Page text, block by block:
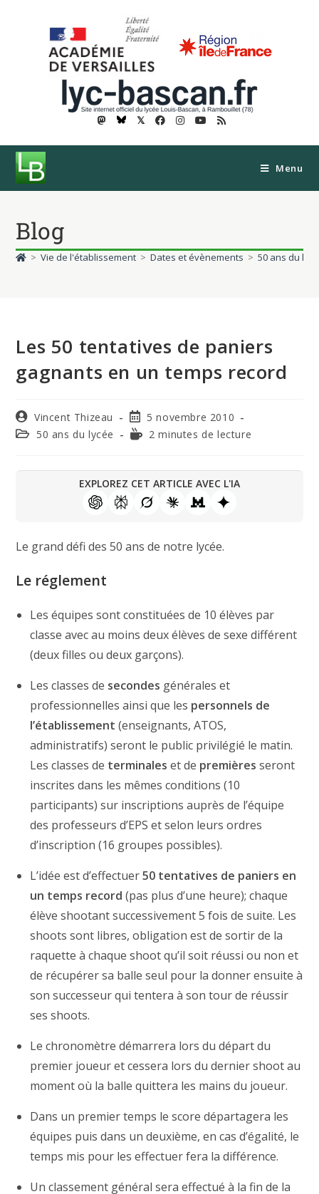
𝕏
Menu
Blog
> Vie de l'établissement > Dates et évènements > 50 ans du
Les 50 tentatives de paniers
gagnants en un temps record
Vincent Thizeau
5 novembre 2010
50 ans du lycée
2 minutes de lecture
EXPLOREZ CET ARTICLE AVEC L'IA
Le grand défi des 50 ans de notre lycée.
Le réglement
Les équipes sont constituées de 10 élèves par
classe avec au moins deux élèves de sexe différent
(deux filles ou deux garçons).
Les classes de secondes générales et
professionnelles ainsi que les personnels de
l’établissement (enseignants, ATOS,
administratifs) seront le public privilégié le matin.
Les classes de terminales et de premières seront
inscrites dans les mêmes conditions (10
participants) sur inscriptions auprès de l’équipe
des professeurs d’EPS et selon leurs ordres
d’inscription (16 groupes possibles).
L’idée est d’effectuer50 tentatives de paniers en
un temps record (pas plus d’une heure); chaque
élève shootant successivement 5 fois de suite. Les
shoots sont libres, obligation est de sortir de la
raquette à chaque shoot qu’il soit réussi ou non et
de récupérer sa balle seul pour la donner ensuite à
son successeur qui tentera à son tour de réussir
ses shoots.
Le chronomètre démarrera lors du départ du
premier joueur et cessera lors du dernier shoot au
moment où la balle quittera les mains du joueur.
Dans un premier temps le score départagera les
équipes puis dans un deuxième, en cas d’égalité, le
temps mis pour les effectuer fera la différence.
Un classement général sera effectué à la fin de la